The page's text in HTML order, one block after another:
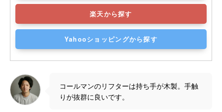
楽天から探す
Yahooショッピングから探す
コールマンのリフターは持ち手が木製。手触
りが抜群に良いです。